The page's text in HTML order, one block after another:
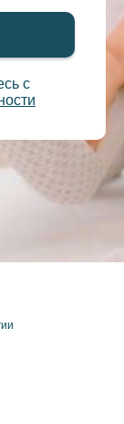
c